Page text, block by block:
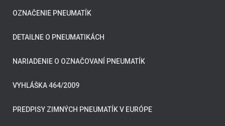
OZNAČENIE PNEUMATÍK
DETAILNE O PNEUMATIKÁCH
NARIADENIE O OZNAČOVANÍ PNEUMATÍK
VYHLÁŠKA 464/2009
PREDPISY ZIMNÝCH PNEUMATÍK V EURÓPE